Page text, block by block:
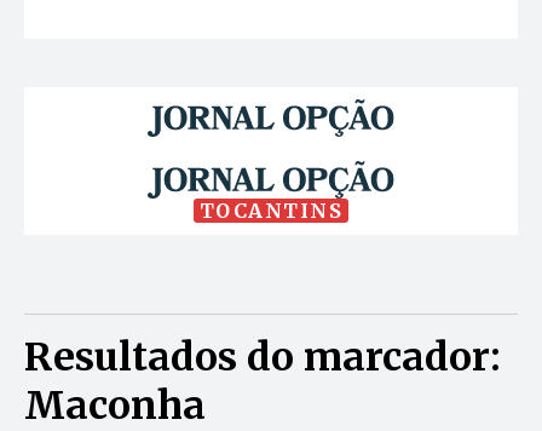
TOCANTINS
Resultados do marcador:
Maconha